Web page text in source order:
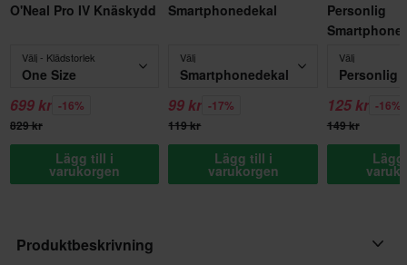
O'Neal Pro IV Knäskydd
Välj - Klädstorlek
One Size
699 kr -16%
829 kr
Lägg till i
varukorgen
Smartphonedekal
Välj
Smartphonedekal
99 kr -17%
119 kr
Lägg till i
varukorgen
Personlig
Välj
125 kr -16%
149 kr
Produktbeskrivning